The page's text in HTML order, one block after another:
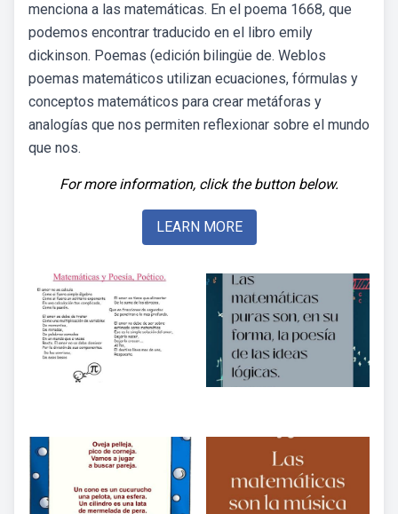
menciona a las matemáticas. En el poema 1668, que
podemos encontrar traducido en el libro emily
dickinson. Poemas (edición bilingüe de. Weblos
poemas matemáticos utilizan ecuaciones, fórmulas y
conceptos matemáticos para crear metáforas y
analogías que nos permiten reflexionar sobre el mundo
que nos.
For more information, click the button below.
LEARN MORE